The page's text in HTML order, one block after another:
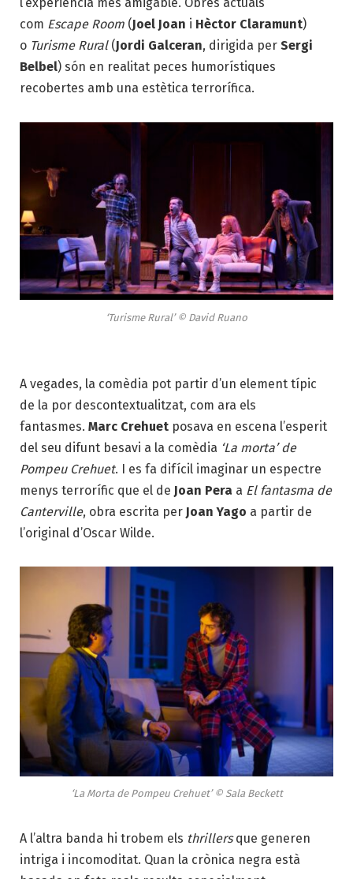
com Escape Room (Joel Joan i Hèctor Claramunt)
o Turisme Rural(Jordi Galceran, dirigida per Sergi
Belbel) són en realitat peces humorístiques
recobertes amb una estètica terrorífica.
‘Turisme Rural’ © David Ruano
A vegades, la comèdia pot partir d’un element típic
de la por descontextualitzat, com ara els
fantasmes. Marc Crehuet posava en escena l’esperit
del seu difunt besavi a la comèdia ‘La morta’ de
Pompeu Crehuet. I es fa difícil imaginar un espectre
menys terrorífic que el de Joan Pera a El fantasma de
Canterville, obra escrita per Joan Yago a partir de
l’original d’Oscar Wilde.
‘La Morta de Pompeu Crehuet’ © Sala Beckett
A l’altra banda hi trobem els thrillersque generen
intriga i incomoditat. Quan la crònica negra està